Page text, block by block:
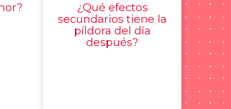
¿Qué efectos
secundarios tiene la
píldora del día
después?